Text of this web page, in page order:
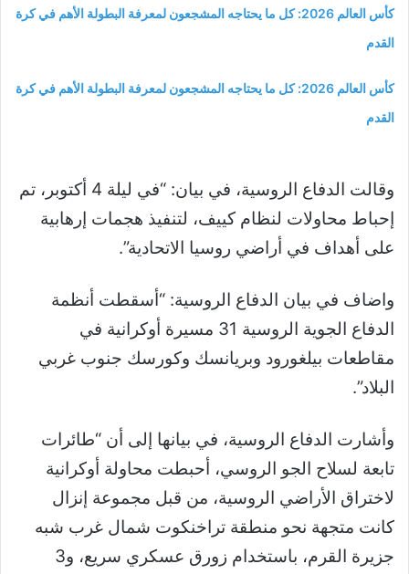
كأس العالم 2026: كل ما يحتاجه المشجعون لمعرفة البطولة الأهم في كرة
القدم
كأس العالم 2026: كل ما يحتاجه المشجعون لمعرفة البطولة الأهم في كرة
القدم
وقالت الدفاع الروسية، في بيان: “في ليلة 4 أكتوبر، تم
إحباط محاولات لنظام كييف، لتنفيذ هجمات إرهابية
على أهداف في أراضي روسيا الاتحادية”.
واضاف في بيان الدفاع الروسية: “أسقطت أنظمة
الدفاع الجوية الروسية 31 مسيرة أوكرانية في
مقاطعات بيلغورود وبريانسك وكورسك جنوب غربي
البلاد”.
وأشارت الدفاع الروسية، في بيانها إلى أن “طائرات
تابعة لسلاح الجو الروسي، أحبطت محاولة أوكرانية
لاختراق الأراضي الروسية، من قبل مجموعة إنزال
كانت متجهة نحو منطقة تراخنكوت شمال غرب شبه
جزيرة القرم، باستخدام زورق عسكري سريع، و3